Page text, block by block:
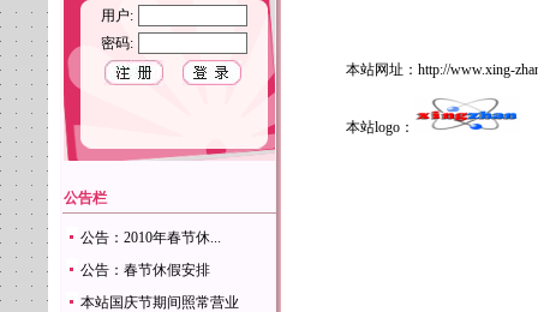
用户:
密码:
公告栏
公告：2010年春节休...
公告：春节休假安排
本站国庆节期间照常营业
本站网址：http://www.xing-
本站logo：